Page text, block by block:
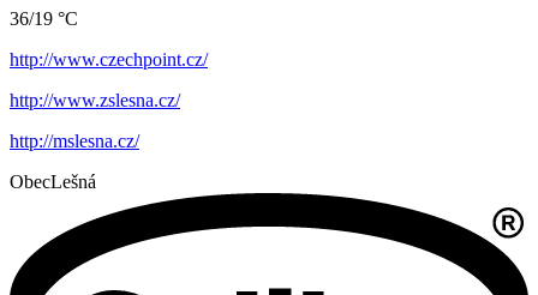
36/19 °C
http://www.czechpoint.cz/
http://www.zslesna.cz/
http://mslesna.cz/
ObecLešná